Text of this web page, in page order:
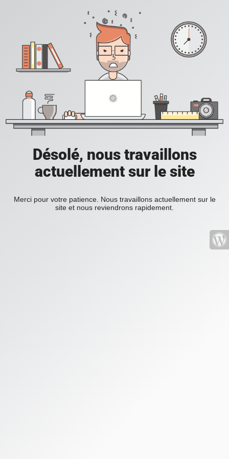
Désolé, nous travaillons
actuellement sur le site
Merci pour votre patience. Nous travaillons actuellement sur le
site et nous reviendrons rapidement.